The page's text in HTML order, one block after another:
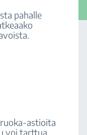
pahalle
ruoka-astioita
voi tarttua